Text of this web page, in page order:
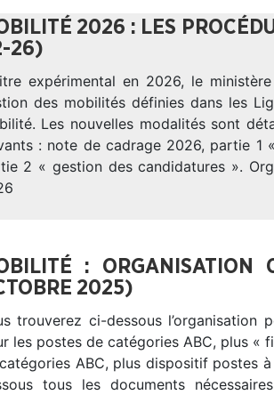
2026 : LES
26)
expérimental en 2026, le
des mobilités définies dans les
Les nouvelles modalités sont
: note de cadrage 2026, partie 1
2 « gestion des candidatures ».
:
2025)
trouverez ci-dessous l’organisation
les postes de catégories ABC, plus «
ABC, plus dispositif postes
tous les documents